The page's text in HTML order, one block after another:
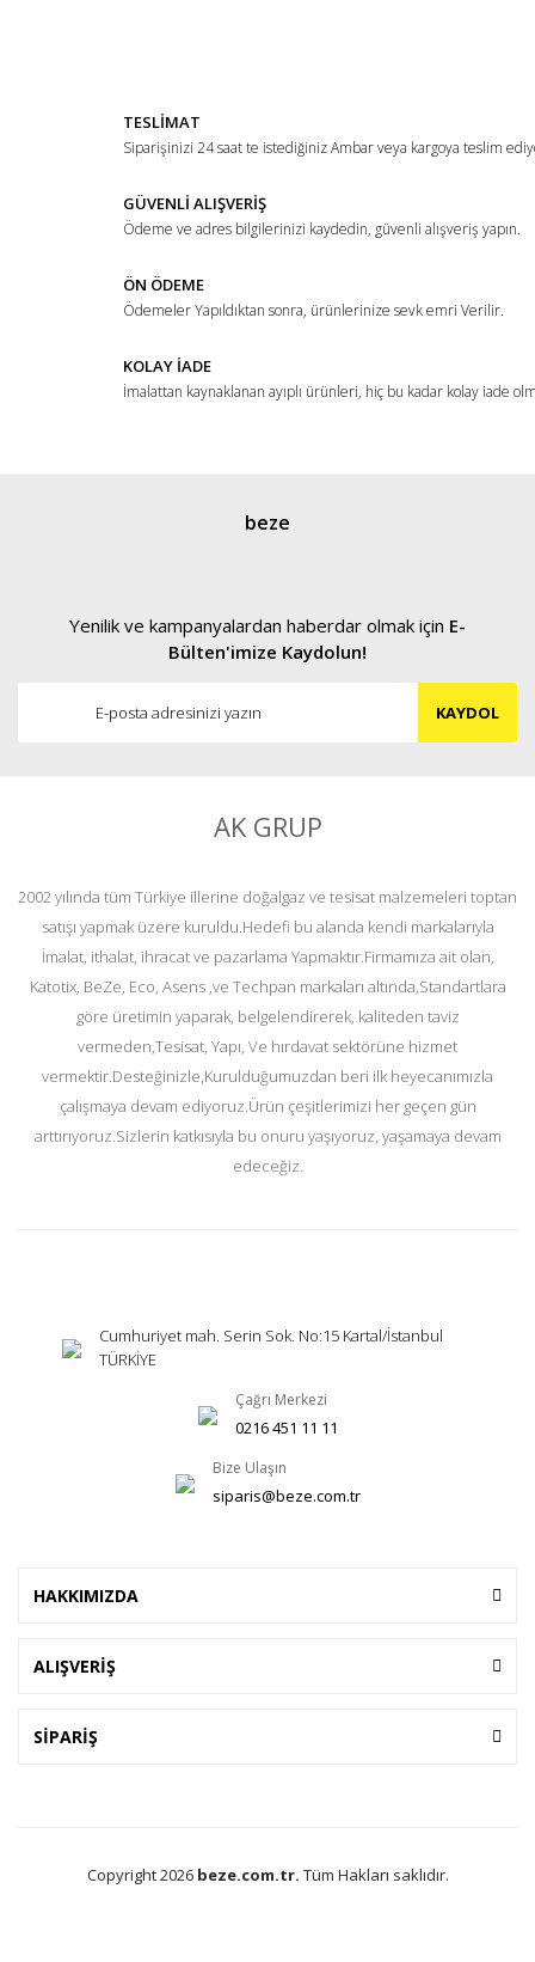
Ürün açıklamasında eksik bilgiler bulunuyor.
Ürün fiyatı diğer sitelerden daha pahalı.
Bu ürüne benzer farklı alternatifler olmalı.
Gönder
TESLİMAT
Siparişinizi 24 saat te istediğiniz Ambar veya kargoya teslim
GÜVENLİ ALIŞVERİŞ
Ödeme ve adres bilgilerinizi kaydedin, güvenli alışveriş yapın.
ÖN ÖDEME
Ödemeler Yapıldıktan sonra, ürünlerinize sevk emri Verilir.
KOLAY İADE
İmalattan kaynaklanan ayıplı ürünleri, hiç bu kadar kolay iade
beze
Yenilik ve kampanyalardan haberdar olmak için E-
Bülten'imize Kaydolun!
KAYDOL
AK GRUP
2002 yılında tüm Türkiye illerine doğalgaz ve tesisat malzemeleri toptan
satışı yapmak üzere kuruldu.Hedefi bu alanda kendi markalarıyla
İmalat, ithalat, ihracat ve pazarlama Yapmaktır.Firmamıza ait olan,
Katotix, BeZe, Eco, Asens ,ve Techpan markaları altında,Standartlara
göre üretimin yaparak, belgelendirerek, kaliteden taviz
vermeden,Tesisat, Yapı, Ve hırdavat sektörüne hizmet
vermektir.Desteğinizle,Kurulduğumuzdan beri ilk heyecanımızla
çalışmaya devam ediyoruz.Ürün çeşitlerimizi her geçen gün
arttırıyoruz.Sizlerin katkısıyla bu onuru yaşıyoruz, yaşamaya devam
edeceğiz.
Cumhuriyet mah. Serin Sok. No:15 Kartal/İstanbul
TÜRKİYE
Çağrı Merkezi
0216 451 11 11
Bize Ulaşın
siparis@beze.com.tr
HAKKIMIZDA
ALIŞVERİŞ
SİPARİŞ
Copyright 2026 beze.com.tr. Tüm Hakları saklıdır.